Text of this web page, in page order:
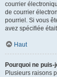
courrier
de courrier
pourriel. Si vous
avez spécifiée
Haut
Pourquoi ne
Plusieurs raisons